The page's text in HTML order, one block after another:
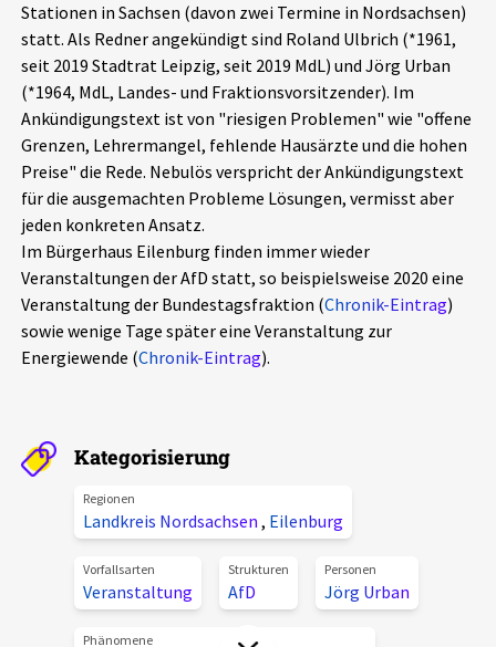
Schlaglichter
Phänomene
Aktuelles
Alle Beiträge
Veranstaltungen
Pressemitteilungen
Podcasts
Über uns
Projektbeschreibung
Kontakt
Spenden
Stationen in Sachsen (davon zwei Termine in Nordsachsen)
statt. Als Redner angekündigt sind Roland Ulbrich (*1961,
seit 2019 Stadtrat Leipzig, seit 2019 MdL) und Jörg Urban
(*1964, MdL, Landes- und Fraktionsvorsitzender). Im
Ankündigungstext ist von "riesigen Problemen" wie "offene
Grenzen, Lehrermangel, fehlende Hausärzte und die hohen
Preise" die Rede. Nebulös verspricht der Ankündigungstext
für die ausgemachten Probleme Lösungen, vermisst aber
jeden konkreten Ansatz.
Im Bürgerhaus Eilenburg finden immer wieder
Veranstaltungen der AfD statt, so beispielsweise 2020 eine
Veranstaltung der Bundestagsfraktion (Chronik-Eintrag)
sowie wenige Tage später eine Veranstaltung zur
Energiewende (Chronik-Eintrag).
Kategorisierung
Regionen
Landkreis Nordsachsen , Eilenburg
Vorfallsarten
Veranstaltung
Strukturen
AfD
Personen
Jörg Urban
Phänomene